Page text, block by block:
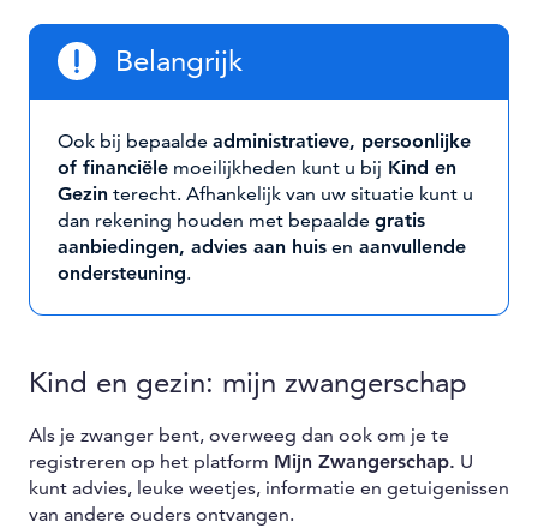
Belangrijk
Ook bij bepaalde administratieve, persoonlijke
of financiële moeilijkheden kunt u bij Kind en
Gezin terecht. Afhankelijk van uw situatie kunt u
dan rekening houden met bepaalde gratis
aanbiedingen, advies aan huis en aanvullende
ondersteuning.
Kind en gezin: mijn zwangerschap
Als je zwanger bent, overweeg dan ook om je te
registreren op het platform Mijn Zwangerschap. U
kunt advies, leuke weetjes, informatie en getuigenissen
van andere ouders ontvangen.